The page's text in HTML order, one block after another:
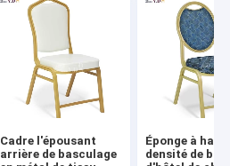
Cadre l'épousant
arrière de basculage
Éponge à
densité de